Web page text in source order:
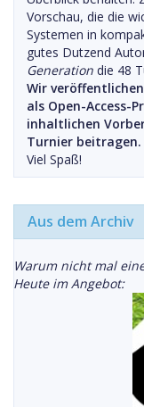
Vorschau, die die
Systemen in
gutes Dutzend
Generation die 48
Wir
als Open-Access-
inhaltlichen
Turnier beitragen.
Viel Spaß!
Aus dem Archiv
Warum nicht mal
Heute im Angebot: